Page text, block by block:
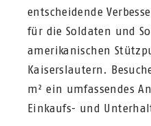
entscheidende
für die Soldaten und
amerikanischen
Kaiserslautern.
m² ein umfassendes
Einkaufs- und